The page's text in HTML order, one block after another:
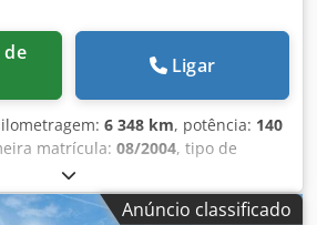
Ligar
6 348 km, potência: 140
matrícula: 08/2004, tipo de
, Ano de fabrico:
Samson 8000 L Ano: 2004
de série: ACM231045 Ref. nr.: 8084
Anúncio classificado